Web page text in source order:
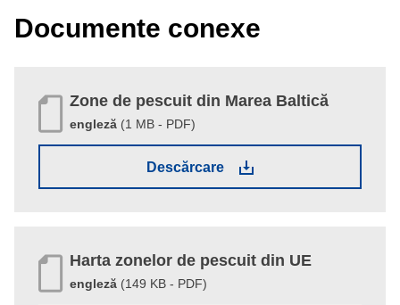
Documente conexe
Zone de pescuit din Marea Baltică
engleză (1 MB - PDF)
Descărcare(1 MB - PDF)
Harta zonelor de pescuit din UE
engleză (149 KB - PDF)